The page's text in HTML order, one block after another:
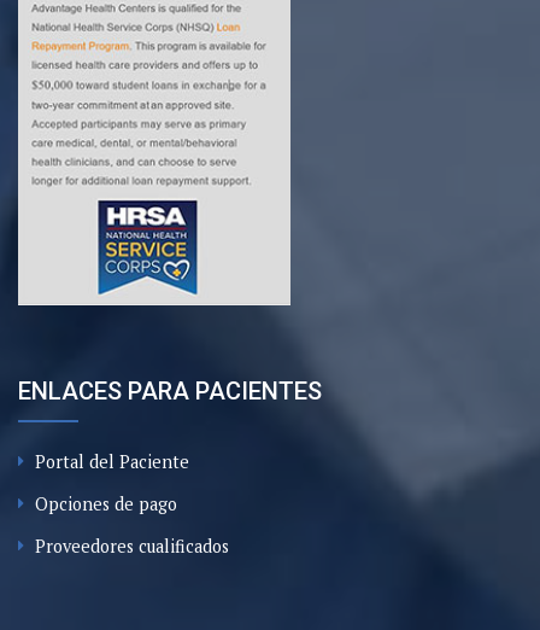
ENLACES PARA PACIENTES
Portal del Paciente
Opciones de pago
Proveedores cualificados